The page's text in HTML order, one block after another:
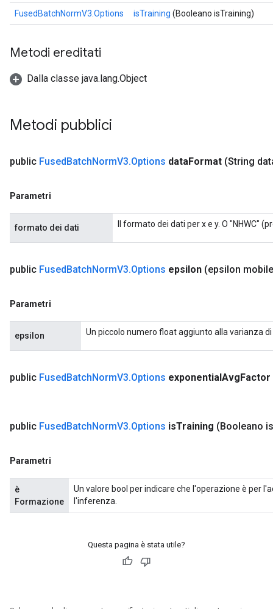
FusedBatchNormV3.Options isTraining (Booleano isTraining)
Metodi ereditati
Dalla classe java.lang.Object
Metodi pubblici
public FusedBatchNormV3.Options dataFormat (String
Parametri
formato dei dati Il formato dei dati per x e y. O "NHWC"
public FusedBatchNormV3.Options epsilon (epsilon
Parametri
epsilon Un piccolo numero float aggiunto alla varianza di
public FusedBatchNormV3.Options exponentialAvgFactor
public FusedBatchNormV3.Options isTraining (Booleano is
Parametri
è
Formazione
Un valore bool per indicare che l'operazione è per
l'inferenza.
Questa pagina è stata utile?